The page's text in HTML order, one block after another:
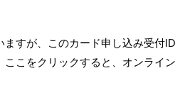
すが、このカード申し込み受付ID
ここをクリックすると、オンラ